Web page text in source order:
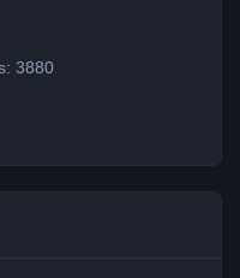
3880